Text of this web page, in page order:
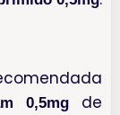
0,5mg
de